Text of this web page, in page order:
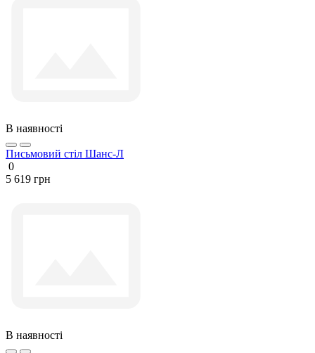
В наявності
Письмовий стіл Шанс-Л
0
5 619 грн
В наявності